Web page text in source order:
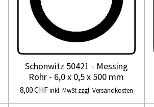
Schönwitz 50421 - Messing
Rohr - 6,0 x 0,5 x 500 mm
8,00 CHFinkl. MwSt zzgl. Versandkosten